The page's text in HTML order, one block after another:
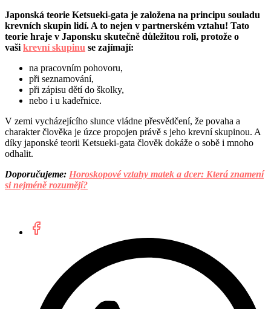
Japonská teorie Ketsueki-gata je založena na principu souladu
krevních skupin lidí. A to nejen v partnerském vztahu! Tato
teorie hraje v Japonsku skutečně důležitou roli, protože o
vaši krevní skupinu se zajímají:
na pracovním pohovoru,
při seznamování,
při zápisu dětí do školky,
nebo i u kadeřnice.
V zemi vycházejícího slunce vládne přesvědčení, že povaha a
charakter člověka je úzce propojen právě s jeho krevní skupinou. A
díky japonské teorii Ketsueki-gata člověk dokáže o sobě i mnoho
odhalit.
Doporučujeme: Horoskopové vztahy matek a dcer: Která znamení
si nejméně rozumějí?